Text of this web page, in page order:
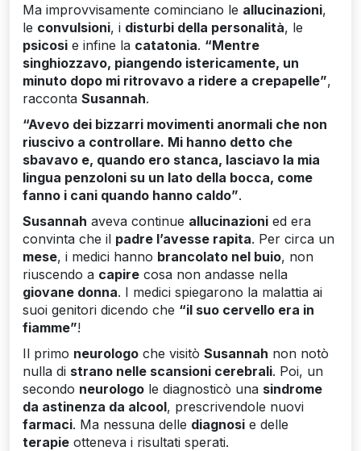
Ma improvvisamente cominciano le allucinazioni,
le convulsioni, i disturbi della personalità, le
psicosi e infine la catatonia. “Mentre
singhiozzavo, piangendo istericamente, un
minuto dopo mi ritrovavo a ridere a crepapelle”,
racconta Susannah.
“Avevo dei bizzarri movimenti anormali che non
riuscivo a controllare. Mi hanno detto che
sbavavo e, quando ero stanca, lasciavo la mia
lingua penzoloni su un lato della bocca, come
fanno i cani quando hanno caldo”.
Susannah aveva continue allucinazioni ed era
convinta che il padre l’avesse rapita. Per circa un
mese, i medici hanno brancolato nel buio, non
riuscendo a capire cosa non andasse nella
giovane donna. I medici spiegarono la malattia ai
suoi genitori dicendo che “il suo cervello era in
fiamme”!
Il primo neurologo che visitò Susannah non notò
nulla di strano nelle scansioni cerebrali. Poi, un
secondo neurologo le diagnosticò una sindrome
da astinenza da alcool, prescrivendole nuovi
farmaci. Ma nessuna delle diagnosi e delle
terapie otteneva i risultati sperati.